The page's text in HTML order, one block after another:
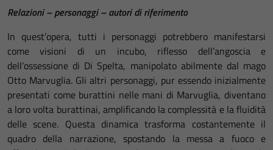
Relazioni – personaggi – autori di riferimento
In quest’opera, tutti i personaggi potrebbero manifestarsi
come visioni di un incubo, riflesso dell’angoscia e
dell’ossessione di Di Spelta, manipolato abilmente dal mago
Otto Marvuglia. Gli altri personaggi, pur essendo inizialmente
presentati come burattini nelle mani di Marvuglia, diventano
a loro volta burattinai, amplificando la complessità e la fluidità
delle scene. Questa dinamica trasforma costantemente il
quadro della narrazione, spostando la messa a fuoco e